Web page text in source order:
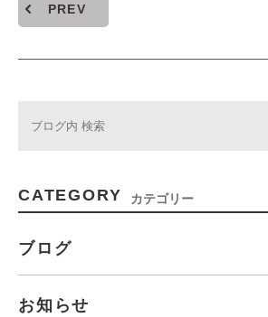
PREV
CATEGORY カテゴリー
ブログ
お知らせ